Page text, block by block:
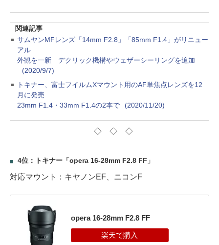
関連記事
サムヤンMFレンズ「14mm F2.8」「85mm F1.4」がリニュー
アル
外観を一新 デクリック機構やウェザーシーリングを追加
(2020/9/7)
トキナー、富士フイルムXマウント用のAF単焦点レンズを12
月に発売
23mm F1.4・33mm F1.4の2本で
(2020/11/20)
◇ ◇ ◇
4位：トキナー「opera 16-28mm F2.8 FF」
対応マウント：キヤノンEF、ニコンF
opera 16-28mm F2.8 FF